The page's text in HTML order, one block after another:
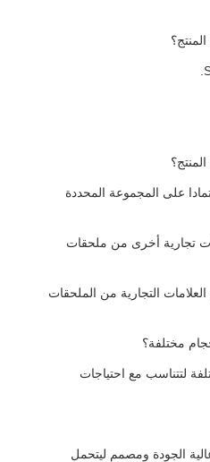
على المجموعة المحددة
تجارية أخرى من ملحقات
التجارية من الملحقات
مختلفة؟
لتتناسب مع احتياجات
الجودة ومصمم ليتحمل